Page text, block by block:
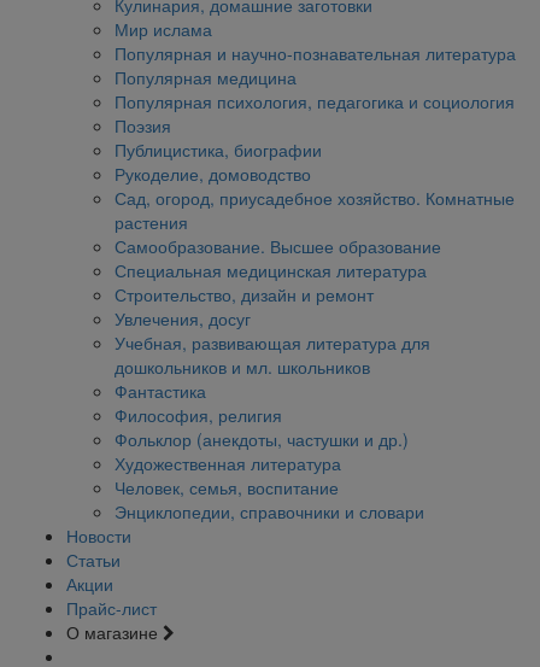
Кулинария, домашние заготовки
Мир ислама
Популярная и научно-познавательная литература
Популярная медицина
Популярная психология, педагогика и социология
Поэзия
Публицистика, биографии
Рукоделие, домоводство
Сад, огород, приусадебное хозяйство. Комнатные
растения
Самообразование. Высшее образование
Специальная медицинская литература
Строительство, дизайн и ремонт
Увлечения, досуг
Учебная, развивающая литература для
дошкольников и мл. школьников
Фантастика
Философия, религия
Фольклор (анекдоты, частушки и др.)
Художественная литература
Человек, семья, воспитание
Энциклопедии, справочники и словари
Новости
Статьи
Акции
Прайс-лист
О магазине